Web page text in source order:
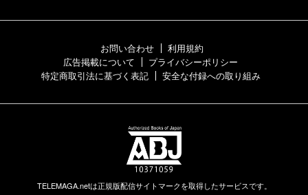
お問い合わせ
利用規約
広告掲載について
プライバシーポリシー
特定商取引法に基づく表記
安全な付録への取り組み
TELEMAGA.netは正規版配信サイトマークを取得したサービスです。